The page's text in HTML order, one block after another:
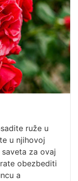
ruže u
u njihovoj
za ovaj
obezbediti
a